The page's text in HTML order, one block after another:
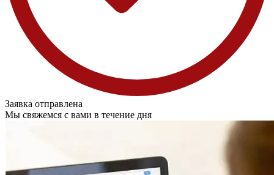
Заявка отправлена
Мы свяжемся с вами в течение дня